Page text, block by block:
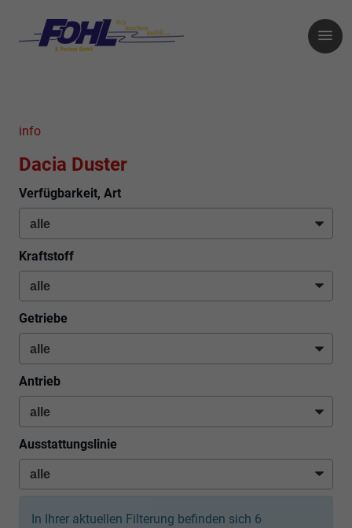
info
Dacia Duster
Verfügbarkeit, Art
Kraftstoff
Getriebe
Antrieb
Ausstattungslinie
In Ihrer aktuellen Filterung befinden sich 6